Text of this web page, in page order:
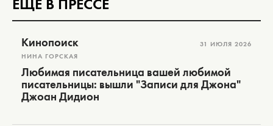
Кинопоиск
НИНА ГОРСКАЯ
31 ИЮЛЯ 2026
Любимая писательница вашей любимой
писательницы: вышли "Записи для Джона"
Джоан Дидион